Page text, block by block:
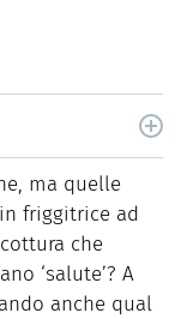
in Scienze
lifestyle, food e
ma quelle
friggitrice ad
che
‘salute’? A
anche qual